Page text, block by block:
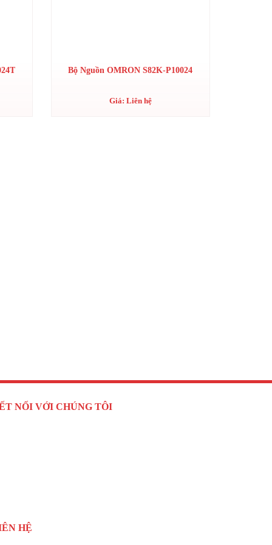
Bộ Nguồn OMRON S82K-P10024
Giá: Liên hệ
NỐI VỚI CHÚNG TÔI
HỆ